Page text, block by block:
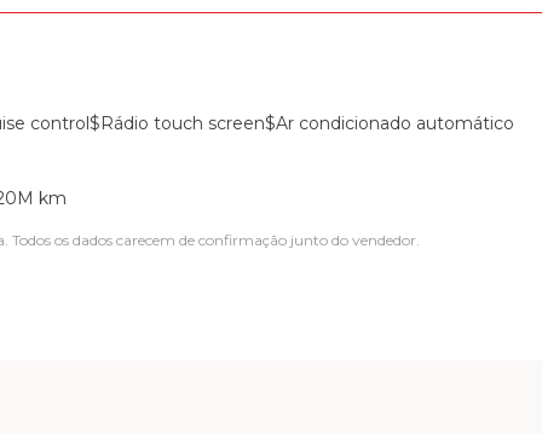
control$Rádio touch screen$Ar condicionado automático
km
os dados carecem de confirmação junto do vendedor.